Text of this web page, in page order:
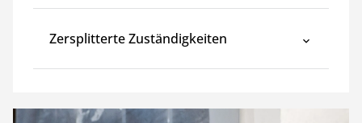
Zersplitterte Zuständigkeiten